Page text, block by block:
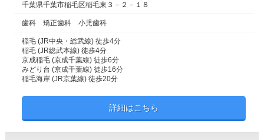
千葉県千葉市稲毛区稲毛東３－２－１８
歯科 矯正歯科 小児歯科
稲毛 (JR中央・総武線) 徒歩4分
稲毛 (JR総武本線) 徒歩4分
京成稲毛 (京成千葉線) 徒歩6分
みどり台 (京成千葉線) 徒歩16分
稲毛海岸 (JR京葉線) 徒歩20分
詳細はこちら